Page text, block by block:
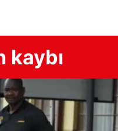
kaybı